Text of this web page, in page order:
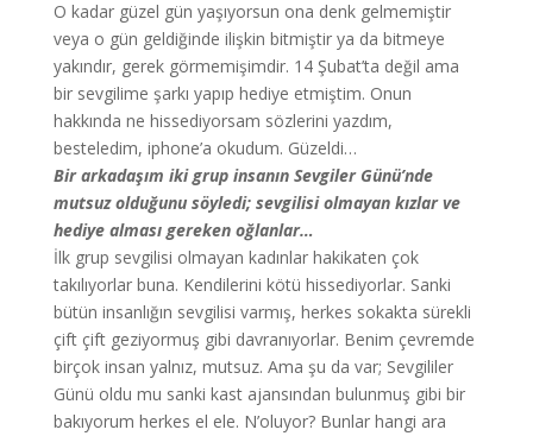
O kadar güzel gün yaşıyorsun ona denk gelmemiştir
veya o gün geldiğinde ilişkin bitmiştir ya da bitmeye
yakındır, gerek görmemişimdir. 14 Şubat’ta değil ama
bir sevgilime şarkı yapıp hediye etmiştim. Onun
hakkında ne hissediyorsam sözlerini yazdım,
besteledim, iphone’a okudum. Güzeldi…
Bir arkadaşım iki grup insanın Sevgiler Günü’nde
mutsuz olduğunu söyledi; sevgilisi olmayan kızlar ve
hediye alması gereken oğlanlar…
İlk grup sevgilisi olmayan kadınlar hakikaten çok
takılıyorlar buna. Kendilerini kötü hissediyorlar. Sanki
bütün insanlığın sevgilisi varmış, herkes sokakta sürekli
çift çift geziyormuş gibi davranıyorlar. Benim çevremde
birçok insan yalnız, mutsuz. Ama şu da var; Sevgililer
Günü oldu mu sanki kast ajansından bulunmuş gibi bir
bakıyorum herkes el ele. N’oluyor? Bunlar hangi ara